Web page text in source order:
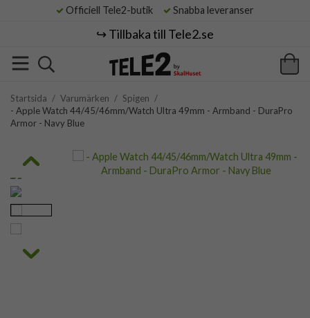
Officiell Tele2-butik Snabba leveranser
↪️ Tillbaka till Tele2.se
Startsida / Varumärken / Spigen /
- Apple Watch 44/45/46mm/Watch Ultra 49mm - Armband - DuraPro
Armor - Navy Blue